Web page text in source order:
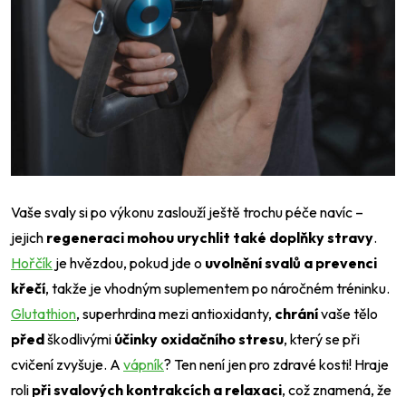
Vaše svaly si po výkonu zaslouží ještě trochu péče navíc –
jejich regeneraci mohou urychlit také doplňky stravy.
Hořčík je hvězdou, pokud jde o uvolnění svalů a prevenci
křečí, takže je vhodným suplementem po náročném tréninku.
Glutathion, superhrdina mezi antioxidanty, chránívaše tělo
předškodlivými účinky oxidačního stresu, který se při
cvičení zvyšuje. A vápník? Ten není jen pro zdravé kosti! Hraje
roli při svalových kontrakcích a relaxaci, což znamená, že